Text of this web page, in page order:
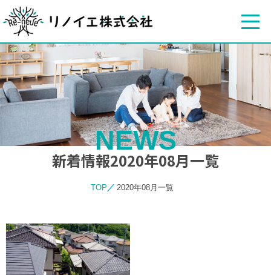
NEWS
新着情報2020年08月一覧
TOP 2020年08月一覧